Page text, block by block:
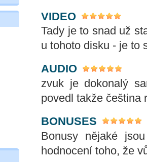
VIDEO
Tady je to snad už
u tohoto disku - je to
AUDIO
zvuk je dokonalý
povedl takže čeština
BONUSES
Bonusy nějaké
hodnocení toho, že